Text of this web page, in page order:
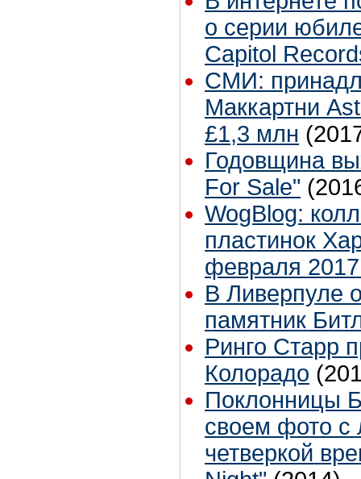
о серии
Capitol
СМИ:
Маккартни
£1,3 млн
Годовщина
For Sale"
WogBlog:
пластинок
февраля 2017
В Ливерпуле
памятник
Ринго Старр
Колорадо
Поклонницы
своем фото с
четверкой